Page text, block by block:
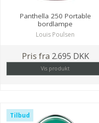
Panthella 250 Portable
bordlampe
Louis Poulsen
Pris fra 2.695 DKK
Vis produkt
Tilbud